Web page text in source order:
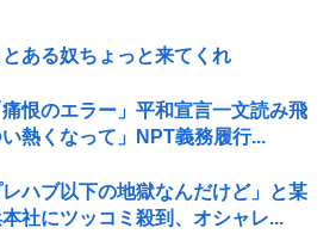
ある奴ちょっと来てくれ
痛恨のエラー」平和宣言一文読み飛
熱くなって」NPT義務履行...
レハブ以下の地獄なんだけど」と某
社にツッコミ殺到、オシャレ...